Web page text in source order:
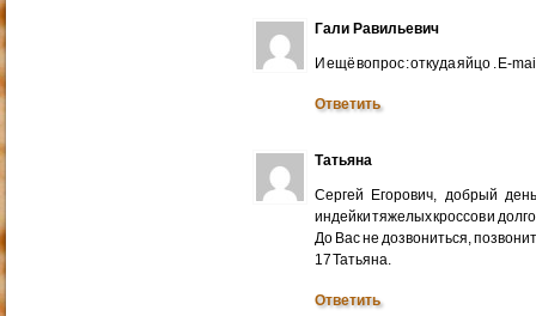
Гали Равильевич
И ещё вопрос : откуда яйцо . E-
Ответить
Татьяна
Сергей Егорович, добрый
индейки тяжелых кроссов и
До Вас не дозвониться,
17 Татьяна.
Ответить